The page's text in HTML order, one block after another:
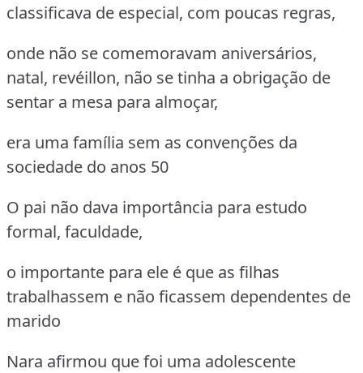
classificava de especial, com poucas regras,
onde não se comemoravam aniversários,
natal, revéillon, não se tinha a obrigação de
sentar a mesa para almoçar,
era uma família sem as convenções da
sociedade do anos 50
O pai não dava importância para estudo
formal, faculdade,
o importante para ele é que as filhas
trabalhassem e não ficassem dependentes de
marido
Nara afirmou que foi uma adolescente